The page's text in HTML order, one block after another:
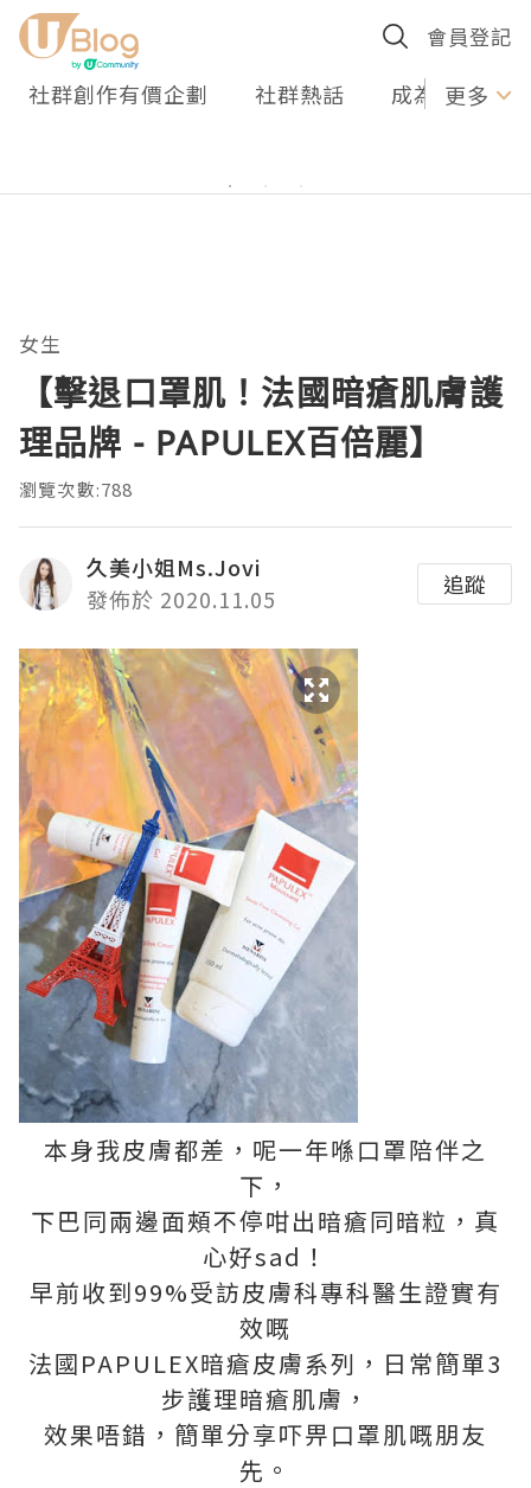
會員登記
社群創作有價企劃 社群熱話 成為U更多
女生
【擊退口罩肌！法國暗瘡肌膚護
理品牌 - PAPULEX百倍麗】
瀏覽次數:788
久美小姐Ms.Jovi
發佈於 2020.11.05
追蹤
本身我皮膚都差，呢一年喺口罩陪伴之
下，
下巴同兩邊面頰不停咁出暗瘡同暗粒，真
心好sad！
早前收到99%受訪皮膚科專科醫生證實有
效嘅
法國PAPULEX暗瘡皮膚系列，日常簡單3
步護理暗瘡肌膚，
效果唔錯，簡單分享吓畀口罩肌嘅朋友
先。